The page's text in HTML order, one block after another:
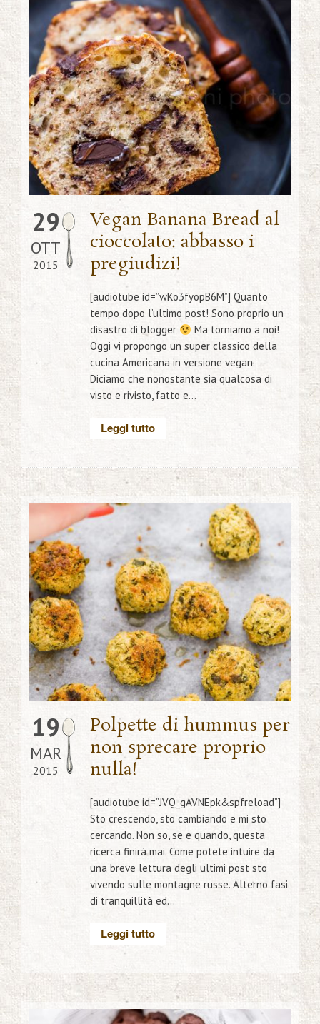
29
OTT
2015
Vegan Banana Bread al
cioccolato: abbasso i
pregiudizi!
[audiotube id=”wKo3fyopB6M”] Quanto
tempo dopo l’ultimo post! Sono proprio un
disastro di blogger
Ma torniamo a noi!
Oggi vi propongo un super classico della
cucina Americana in versione vegan.
Diciamo che nonostante sia qualcosa di
visto e rivisto, fatto e...
Leggi tutto
19
MAR
2015
Polpette di hummus per
non sprecare proprio
nulla!
[audiotube id=”JVQ_gAVNEpk&spfreload”]
Sto crescendo, sto cambiando e mi sto
cercando. Non so, se e quando, questa
ricerca finirà mai. Come potete intuire da
una breve lettura degli ultimi post sto
vivendo sulle montagne russe. Alterno fasi
di tranquillità ed...
Leggi tutto